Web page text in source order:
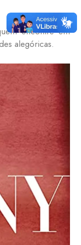
encontre em
alegóricas.